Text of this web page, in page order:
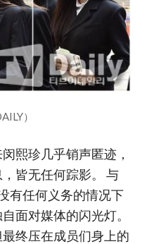
）
熙珍几乎销声匿迹，
皆无任何踪影。 与
有任何义务的情况下
面对媒体的闪光灯。
终压在成员们身上的